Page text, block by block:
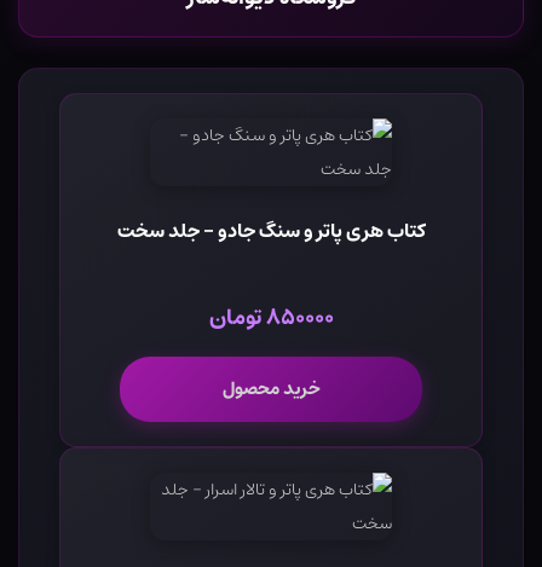
کتاب هری پاتر و سنگ جادو - جلد سخت
۸۵۰۰۰۰ تومان
خرید محصول